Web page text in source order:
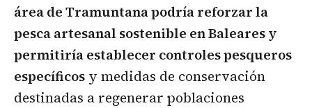
área de Tramuntana podría reforzar la
pesca artesanal sostenible en Baleares y
permitiría establecer controles pesqueros
específicos y medidas de conservación
destinadas a regenerar poblaciones